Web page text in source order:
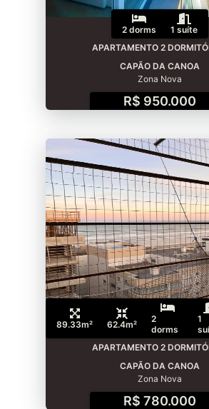
2 dorms
1 suíte
APARTAMENTO 2
CAPÃO DA CANOA
Zona Nova
R$ 950.000
89.33m² 62.4m²
2
dorms
1
APARTAMENTO 2
CAPÃO DA CANOA
Zona Nova
R$ 780.000